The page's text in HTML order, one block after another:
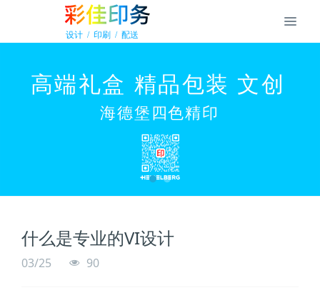
什么是专业的VI设计
03/25 90